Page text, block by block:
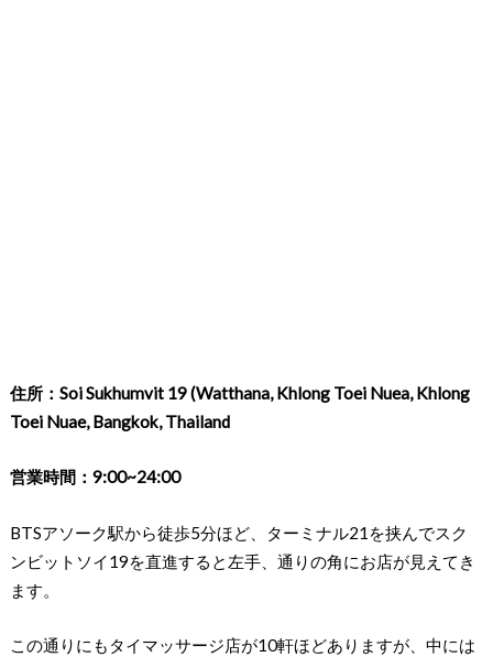
住所：Soi Sukhumvit 19 (Watthana, Khlong Toei Nuea, Khlong
Toei Nuae, Bangkok, Thailand
営業時間：9:00~24:00
BTSアソーク駅から徒歩5分ほど、ターミナル21を挟んでスク
ンビットソイ19を直進すると左手、通りの角にお店が見えてき
ます。
この通りにもタイマッサージ店が10軒ほどありますが、中には